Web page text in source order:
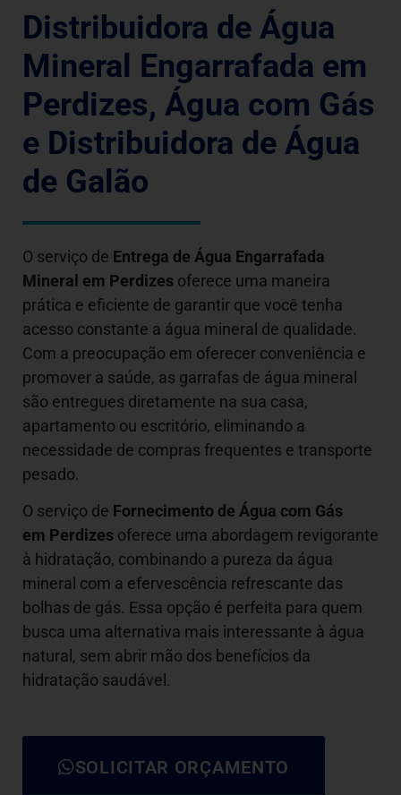
Distribuidora de Água
Mineral Engarrafada em
Perdizes, Água com Gás
e Distribuidora de Água
de Galão
O serviço de Entrega de Água Engarrafada
Mineral em Perdizes oferece uma maneira
prática e eficiente de garantir que você tenha
acesso constante a água mineral de qualidade.
Com a preocupação em oferecer conveniência e
promover a saúde, as garrafas de água mineral
são entregues diretamente na sua casa,
apartamento ou escritório, eliminando a
necessidade de compras frequentes e transporte
pesado.
O serviço de Fornecimento de Água com Gás
em Perdizes oferece uma abordagem revigorante
à hidratação, combinando a pureza da água
mineral com a efervescência refrescante das
bolhas de gás. Essa opção é perfeita para quem
busca uma alternativa mais interessante à água
natural, sem abrir mão dos benefícios da
hidratação saudável.
SOLICITAR ORÇAMENTO